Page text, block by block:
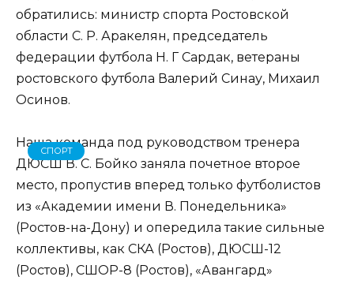
обратились: министр спорта Ростовской
области С. Р. Аракелян, председатель
федерации футбола Н. Г Сардак, ветераны
ростовского футбола Валерий Синау, Михаил
Осинов.
СПОРТ
Наша команда под руководством тренера
ДЮСШ В. С. Бойко заняла почетное второе
место, пропустив вперед только футболистов
из «Академии имени В. Понедельника»
(Ростов-на-Дону) и опередила такие сильные
коллективы, как СКА (Ростов), ДЮСШ-12
(Ростов), СШОР-8 (Ростов), «Авангард»